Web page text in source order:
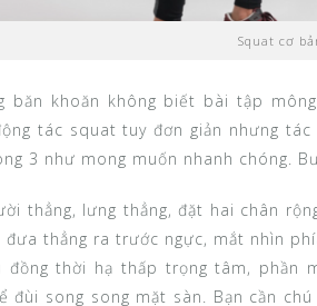
Squat cơ
băn khoăn không biết bài tập
tác squat tuy đơn giản nhưng
3 như mong muốn nhanh chóng.
thẳng, lưng thẳng, đặt hai chân
đưa thẳng ra trước ngực, mắt nhìn
đồng thời hạ thấp trọng tâm, phần
đùi song song mặt sàn. Bạn cần